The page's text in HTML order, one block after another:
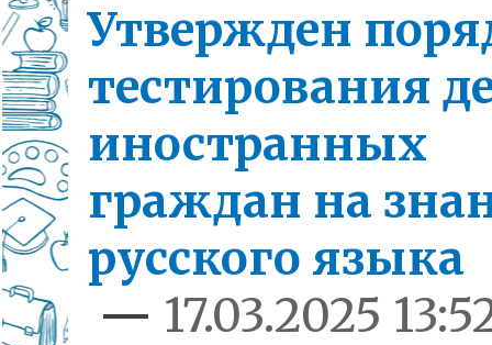
Утвержден
тестирования
иностранных
граждан на
русского языка
— 17.03.2025